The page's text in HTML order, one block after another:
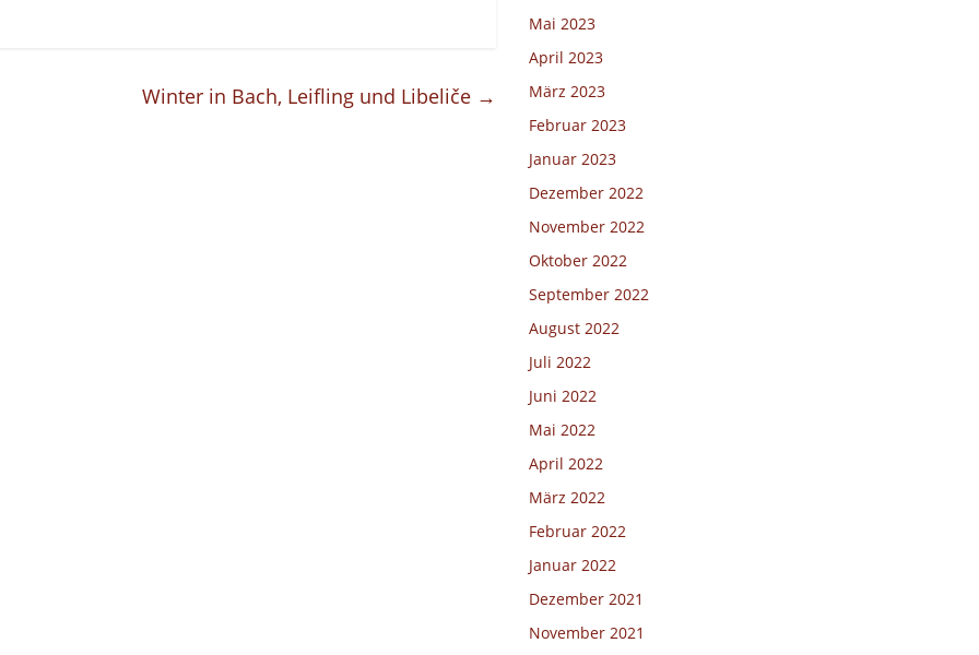
Winter in Bach, Leifling und Libeliče →
Mai 2023
April 2023
März 2023
Februar 2023
Januar 2023
Dezember 2022
November 2022
Oktober 2022
September 2022
August 2022
Juli 2022
Juni 2022
Mai 2022
April 2022
März 2022
Februar 2022
Januar 2022
Dezember 2021
November 2021